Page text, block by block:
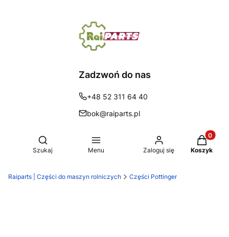
Zadzwoń do nas
+48 52 311 64 40
bok@raiparts.pl
Otwórz wyszukiwarkę
Szukaj Menu Zaloguj się Koszyk
Raiparts | Części do maszyn rolniczych Części Pottinger